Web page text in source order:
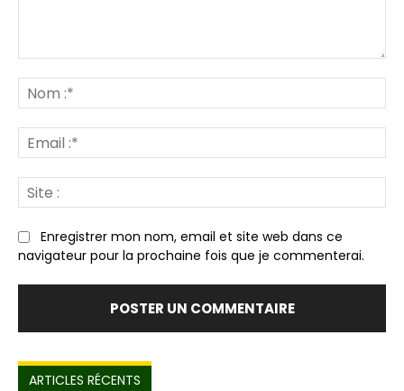
:*
:*
:
Enregistrer mon nom, email et site web dans ce
navigateur pour la prochaine fois que je commenterai.
ARTICLES RÉCENTS